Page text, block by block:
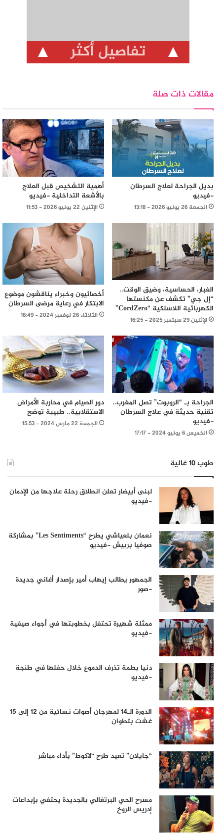
تفاصيل أكثر
مقالات ذات صلة
بديل الجراحة لعلاج السرطان
-فيديو
الجمعة 26 يونيو 2026 - 13:18
أهمية التشخيص قبل العلاج
بالأشعة التداخلية -فيديو
الإثنين 22 يونيو 2026 - 11:53
الغبار، الحساسية، وضيق الوقت..
“إل جي” تكشف عن مكنستها
الكهربائية اللاسلكية “CordZero”
الإثنين 29 سبتمبر 2025 - 16:25
أخصائيون وخبراء يناقشون موضوع
الابتكار في رعاية مرضى السرطان
الثلاثاء 26 نوفمبر 2024 - 16:49
الجراحة بـ “الروبوت” تصل المغرب..
تقنية حديثة في علاج السرطان
-فيديو
الخميس 6 يونيو 2024 - 17:17
دور الصيام في محاربة الأمراض
الاستقلابية.. طبيبة توضح
الجمعة 22 مارس 2024 - 15:53
طوب 10 غالية
لبنى أبيضار تعلن انطلاق رحلة علاجها من الإدمان
-فيديو
نعمان بلعياشي يطرح “Les Sentiments” بمشاركة
صوفيا بربيش -فيديو
الجمهور يطالب إيهاب أمير بإصدار أغاني جديدة
-صور
ممثلة شهيرة تحتفل بخطوبتها في أجواء صيفية
-فيديو
دنيا بطمة تذرف الدموع خلال حفلها في طنجة
-فيديو
الدورة الـ14 لمهرجان أصوات نسائية من 12 إلى 15
غشت بتطوان
“جايلان” تعيد طرح “لاكوط” بأداء مباشر
مسرح الحي البرتغالي بالجديدة يحتفي بإبداعات
إدريس الروخ